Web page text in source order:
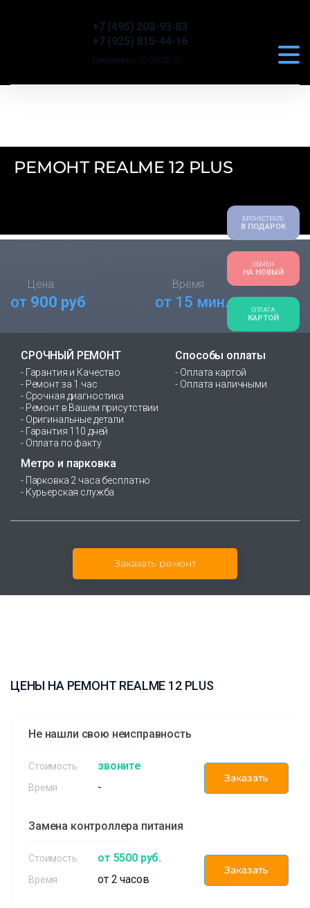
+7 (495) 208-93-83
+7 (925) 815-44-16
Ежедневно 10:00-22:00
РЕМОНТ REALME 12 PLUS
БРОНЕСТЕКЛО
В ПОДАРОК
ОБМЕН
НА НОВЫЙ
ОПЛАТА
КАРТОЙ
Цена
от 900 руб
Время
от 15 мин.
СРОЧНЫЙ РЕМОНТ
- Гарантия и Качество
- Ремонт за 1 час
- Срочная диагностика
- Ремонт в Вашем присутствии
- Оригинальные детали
- Гарантия 110 дней
- Оплата по факту
Способы оплаты
- Оплата картой
- Оплата наличными
Метро и парковка
- Парковка 2 часа бесплатно
- Курьерская служба
Заказать ремонт
ЦЕНЫ НА РЕМОНТ REALME 12 PLUS
Не нашли свою неисправность
звоните
-
Заказать
Замена контроллера питания
от 5500 руб.
от 2 часов
Заказать